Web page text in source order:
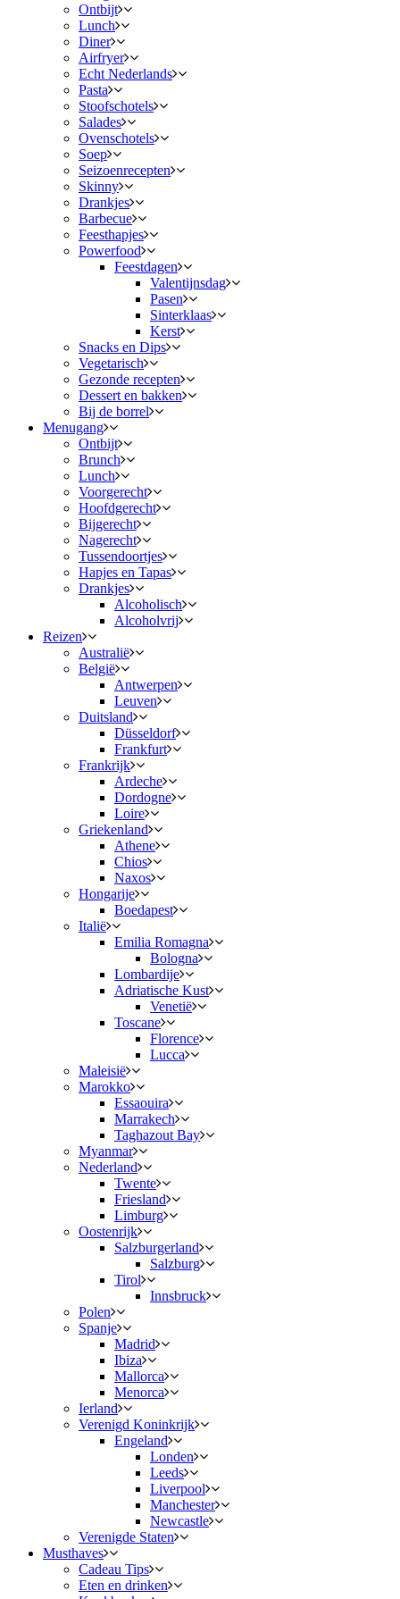
Ontbijt
Lunch
Diner
Airfryer
Echt Nederlands
Pasta
Stoofschotels
Salades
Ovenschotels
Soep
Seizoenrecepten
Skinny
Drankjes
Barbecue
Feesthapjes
Powerfood
Feestdagen
Valentijnsdag
Pasen
Sinterklaas
Kerst
Snacks en Dips
Vegetarisch
Gezonde recepten
Dessert en bakken
Bij de borrel
Menugang
Ontbijt
Brunch
Lunch
Voorgerecht
Hoofdgerecht
Bijgerecht
Nagerecht
Tussendoortjes
Hapjes en Tapas
Drankjes
Alcoholisch
Alcoholvrij
Reizen
Australië
België
Antwerpen
Leuven
Duitsland
Düsseldorf
Frankfurt
Frankrijk
Ardeche
Dordogne
Loire
Griekenland
Athene
Chios
Naxos
Hongarije
Boedapest
Italië
Emilia Romagna
Bologna
Lombardije
Adriatische Kust
Venetië
Toscane
Florence
Lucca
Maleisië
Marokko
Essaouira
Marrakech
Taghazout Bay
Myanmar
Nederland
Twente
Friesland
Limburg
Oostenrijk
Salzburgerland
Salzburg
Tirol
Innsbruck
Polen
Spanje
Madrid
Ibiza
Mallorca
Menorca
Ierland
Verenigd Koninkrijk
Engeland
Londen
Leeds
Liverpool
Manchester
Newcastle
Verenigde Staten
Musthaves
Cadeau Tips
Eten en drinken